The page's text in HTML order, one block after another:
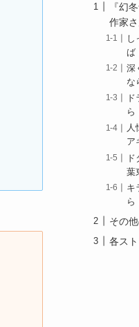
『幻
作家さ
し
ば
深
な
ら
人
ア
葉
キ
ら
その
各ス